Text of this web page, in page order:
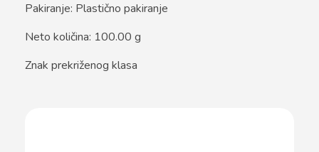
Pakiranje: Plastično pakiranje
Neto količina: 100.00 g
Znak prekriženog klasa